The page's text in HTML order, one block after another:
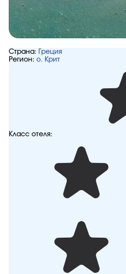
Страна:
Греция
Регион: о. Крит
Класс отеля: